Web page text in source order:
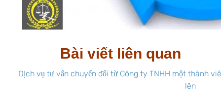
Bài viết liên quan
Dịch vụ tư vấn chuyển đổi từ Công ty TNHH một thành
lên